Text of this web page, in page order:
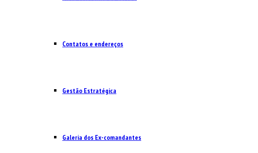
Contatos e endereços
Gestão Estratégica
Galeria dos Ex-comandantes